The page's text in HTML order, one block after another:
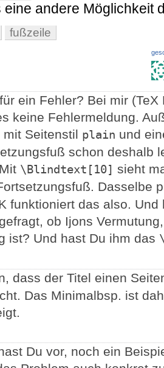
eine andere Möglichkeit
fußzeile
ein Fehler? Bei mir
keine Fehlermeldung.
mit Seitenstil plain und
schon deshalb
\Blindtext[10] sieht
Dasselbe
funktioniert das also.
ob Ijons
ist? Und hast Du ihm das
dass der Titel einen
Das Minimalbsp. ist
Du vor, noch ein